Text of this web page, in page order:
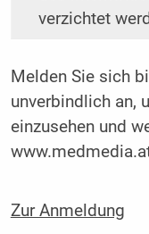
verzichtet
Melden Sie sich
unverbindlich an,
einzusehen und
Zur Anmeldung